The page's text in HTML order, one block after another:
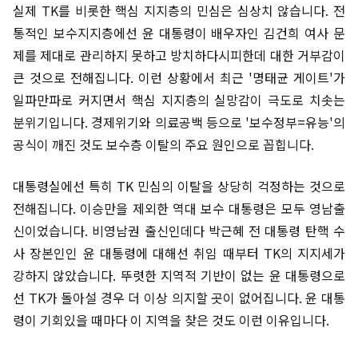
실제 TK를 비롯한 핵심 지지층의 민심은 심상치 않습니다. 전
통적인 보수지지층에선 윤 대통령이 배우자인 김건희 여사 문
제를 제대로 관리하지 못하고 방치하다시피한데 대한 거부감이
큰 것으로 전해집니다. 이런 상황에서 최근 '명태균 게이트'가
일파만파로 커지면서 핵심 지지층의 실망감이 극도로 치솟는
분위기입니다. 경제위기와 의료공백 등으로 '보수정부=유능'의
공식이 깨진 것도 보수층 이탈의 주요 원인으로 꼽힙니다.
대통령실에선 특히 TK 민심의 이탈을 상당히 걱정하는 것으로
전해집니다. 이승만을 제외한 역대 보수 대통령은 모두 영남출
신이었습니다. 비영남권 출신인데다 박근혜 전 대통령 탄핵 수
사 장본인인 윤 대통령에 대해선 취임 때부터 TK의 지지세가
강하지 않았습니다. 뚜렷한 지역적 기반이 없는 윤 대통령으로
선 TK가 돌아설 경우 더 이상 의지할 곳이 없어집니다. 윤 대통
령이 기회있을 때마다 이 지역을 찾은 것도 이런 이유입니다.